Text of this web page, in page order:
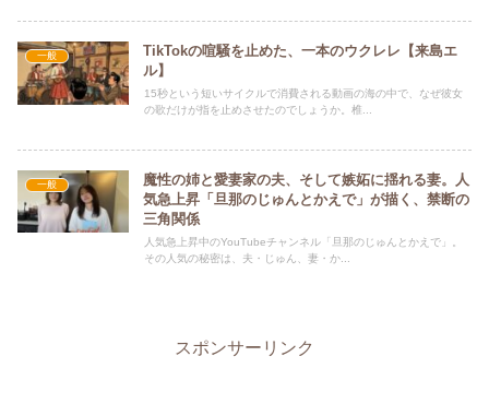
一般
TikTokの喧騒を止めた、一本のウクレレ【来島エ
ル】
15秒という短いサイクルで消費される動画の海の中で、なぜ彼女
の歌だけが指を止めさせたのでしょうか。椎...
一般
魔性の姉と愛妻家の夫、そして嫉妬に揺れる妻。人
気急上昇「旦那のじゅんとかえで」が描く、禁断の
三角関係
人気急上昇中のYouTubeチャンネル「旦那のじゅんとかえで」。
その人気の秘密は、夫・じゅん、妻・か...
スポンサーリンク